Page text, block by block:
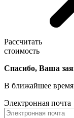
Рассчитать
стоимость
Спасибо, Ваша
В ближайшее время
Электронная почта